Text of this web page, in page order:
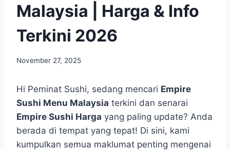
Malaysia | Harga & Info
Terkini 2026
November 27, 2025
Hi Peminat Sushi, sedang mencari Empire
Sushi Menu Malaysia terkini dan senarai
Empire Sushi Harga yang paling update? Anda
berada di tempat yang tepat! Di sini, kami
kumpulkan semua maklumat penting mengenai